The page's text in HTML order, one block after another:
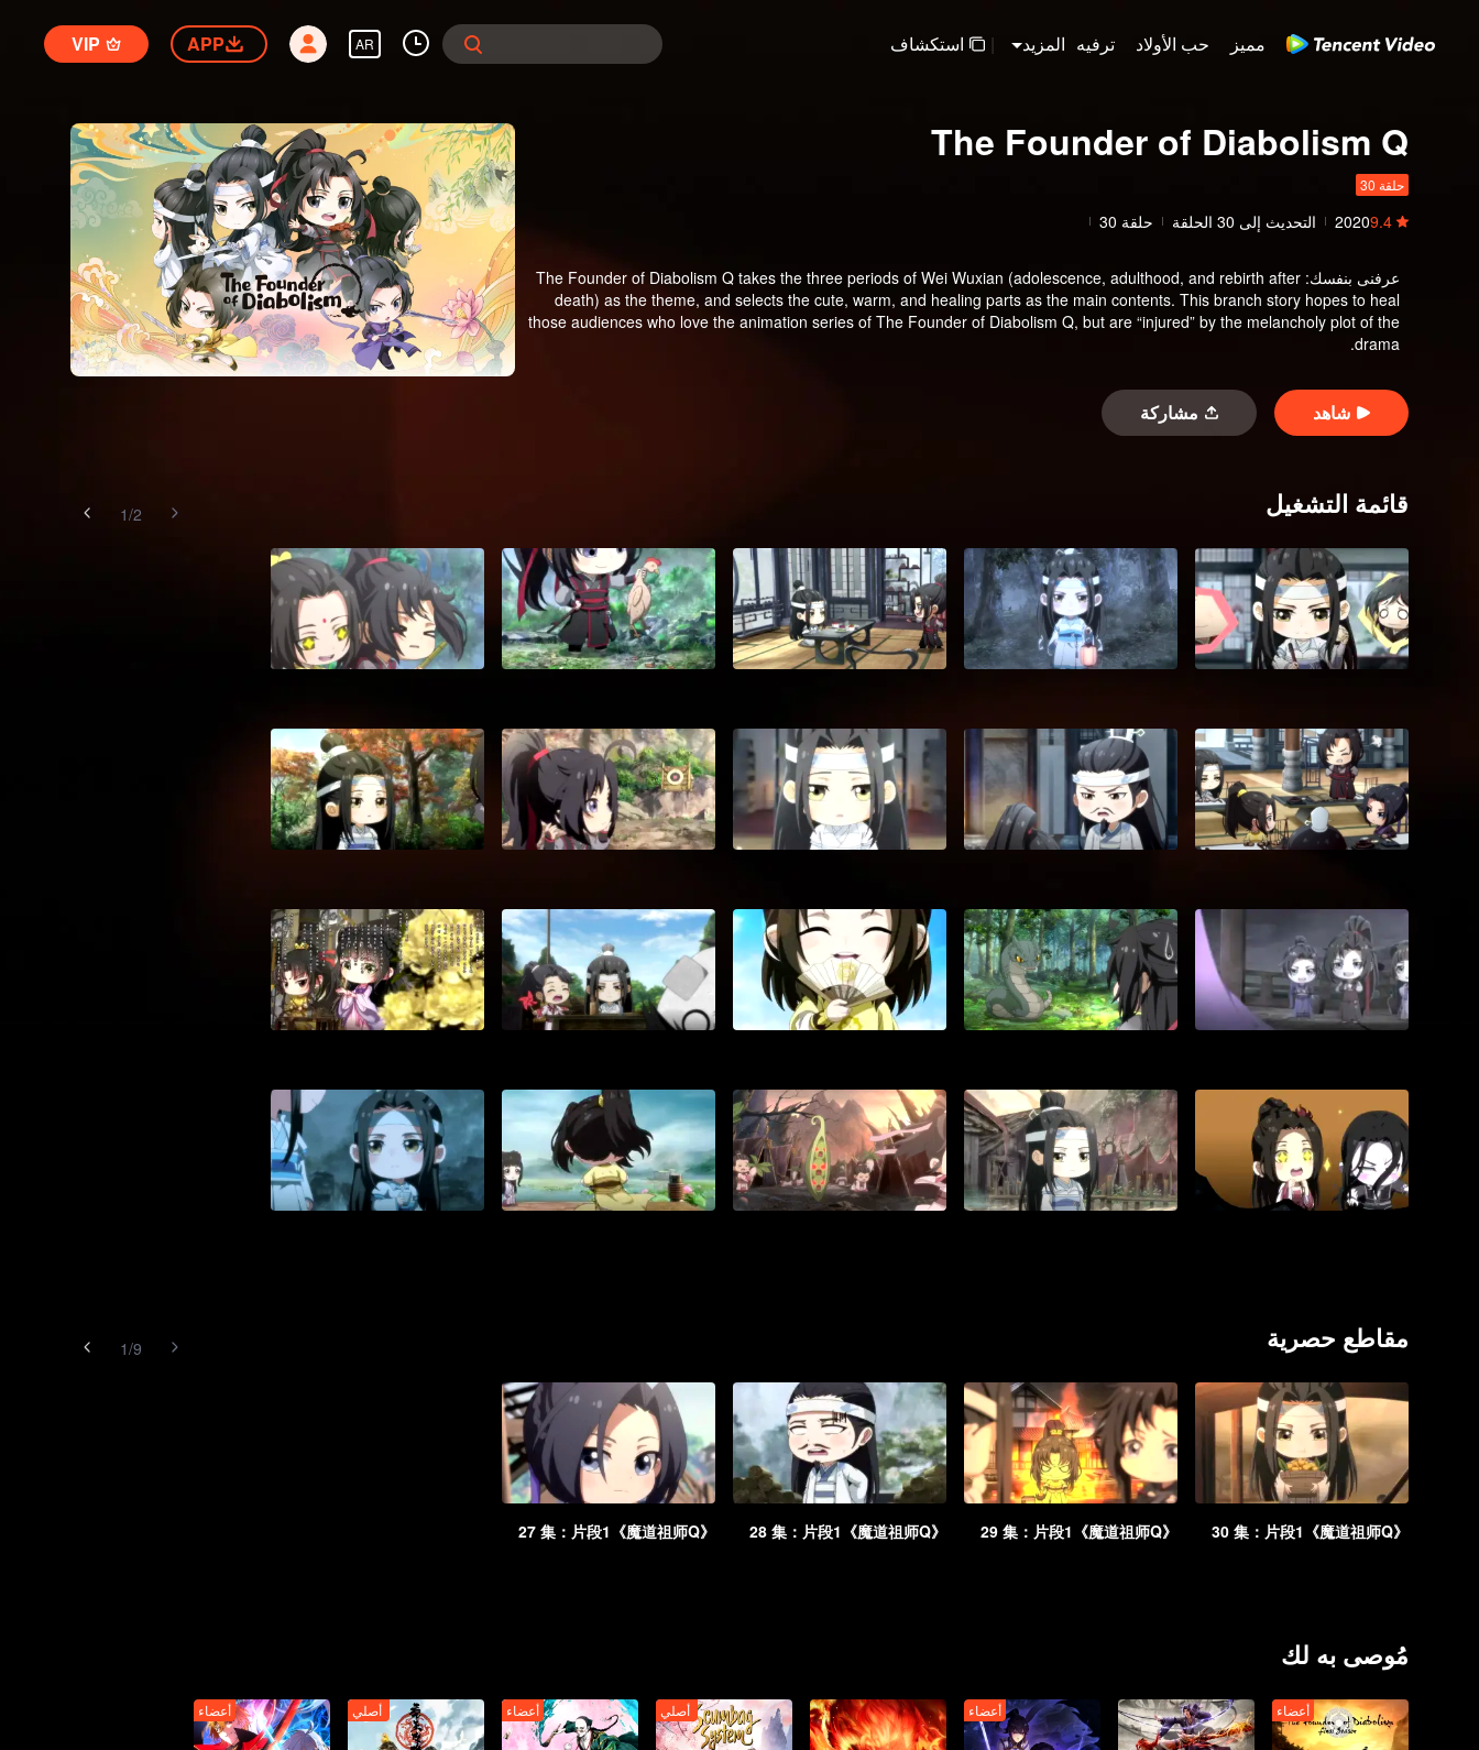
مميز حب الأولاد ترفيه المزيد | استكشاف AR
APP
VIP
The Founder of Diabolism Q
حلقة 30
9.4
2020 التحديث إلى 30 الحلقة حلقة 30
عرفنى بنفسك:
The Founder of Diabolism Q takes the three periods of Wei Wuxian (adolescence, adulthood, and rebirth after
death) as the theme, and selects the cute, warm, and healing parts as the main contents. This branch story hopes to heal
those audiences who love the animation series of The Founder of Diabolism Q, but are “injured” by the melancholy plot of the
drama.
شاهد مشاركة
قائمة التشغيل 1/2
مقاطع حصرية 1/9
《魔道祖师Q》30 集：片段1
《魔道祖师Q》29 集：片段1
《魔道祖师Q》28 集：片段1
《魔道祖师Q》27 集：片段1
مُوصى به لك
أعضاء أعضاء أصلي أعضاء أصلي أعضاء